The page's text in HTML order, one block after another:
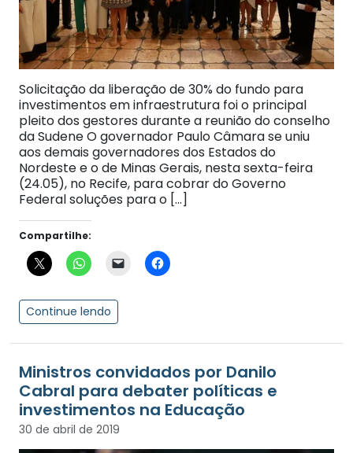
Solicitação da liberação de 30% do fundo para
investimentos em infraestrutura foi o principal
pleito dos gestores durante a reunião do conselho
da Sudene O governador Paulo Câmara se uniu
aos demais governadores dos Estados do
Nordeste e o de Minas Gerais, nesta sexta-feira
(24.05), no Recife, para cobrar do Governo
Federal soluções para o […]
Compartilhe:
Continue lendo
Ministros convidados por Danilo
Cabral para debater políticas e
investimentos na Educação
30 de abril de 2019